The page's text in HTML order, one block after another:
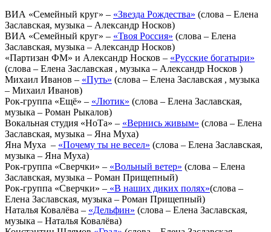
ПЕСНИ.2025
ВИА «Семейный круг» – «Звезда Рождества» (слова – Елена
Заславская, музыка – Александр Носков)
ВИА «Семейный круг» – «Твоя Россия» (слова – Елена
Заславская, музыка – Александр Носков)
«Партизан ФМ» и Александр Носков – «Русские богатыри»
(слова – Елена Заславская , музыка – Александр Носков )
Михаил Иванов – «Путь» (слова – Елена Заславская , музыка
– Михаил Иванов)
Рок-группа «Ещё» – «Лютик» (слова – Елена Заславская,
музыка – Роман Рыкалов)
Вокальная студия «НоТа» – «Вернись живым» (слова – Елена
Заславская, музыка – Яна Муха)
Яна Муха – «Почему ты не весел» (слова – Елена Заславская,
музыка – Яна Муха)
Рок-группа «Сверчки» – «Вольный ветер» (слова – Елена
Заславская, музыка – Роман Прищепный)
Рок-группа «Сверчки» – «В наших диких полях»(слова –
Елена Заславская, музыка – Роман Прищепный)
Наталья Ковалёва – «Дельфин» (слова – Елена Заславская,
музыка – Наталья Ковалёва)